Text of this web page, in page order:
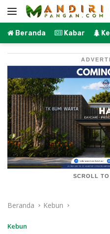
Langsung
Beranda Kabar
SCROLL TO
Beranda Kebun
Kebun